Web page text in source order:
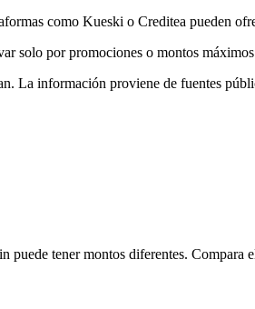
como Kueski o Creditea pueden
solo por promociones o montos
información proviene de fuentes
tener montos diferentes. Compara